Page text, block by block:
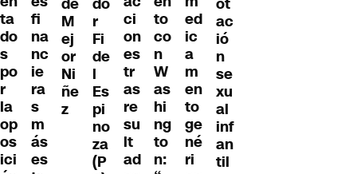
ta
do
s
po
r
la
op
os
ici
fi
na
nc
ie
ra
s
m
ás
es
M
ej
or
Ni
ñe
z
r
Fi
de
l
Es
pi
no
za
(P
ci
on
es
tr
as
re
su
lt
ad
to
co
n
W
as
hi
ng
to
n:
ed
ic
a
m
en
to
ge
né
ri
ac
ió
n
se
xu
al
inf
an
til